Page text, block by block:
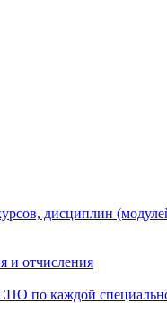
дисциплин
и отчисления
по каждой